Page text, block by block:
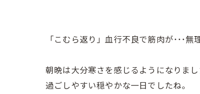
「こむら返り」血行不良で筋肉が･･･
朝晩は大分寒さを感じるようになりま
過ごしやすい穏やかな一日でしたね。